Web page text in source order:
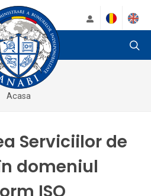
Acasa
Serviciilor de
domeniul